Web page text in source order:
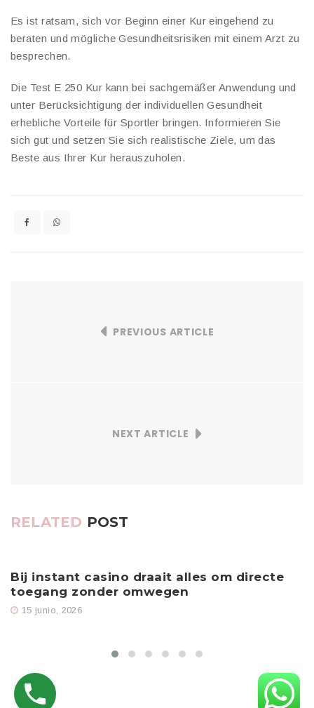
Es ist ratsam, sich vor Beginn einer Kur eingehend zu
beraten und mögliche Gesundheitsrisiken mit einem Arzt zu
besprechen.
Die Test E 250 Kur kann bei sachgemäßer Anwendung und
unter Berücksichtigung der individuellen Gesundheit
erhebliche Vorteile für Sportler bringen. Informieren Sie
sich gut und setzen Sie sich realistische Ziele, um das
Beste aus Ihrer Kur herauszuholen.
PREVIOUS ARTICLE
NEXT ARTICLE
RELATED POST
Bij instant casino draait alles om directe
toegang zonder omwegen
15 junio, 2026